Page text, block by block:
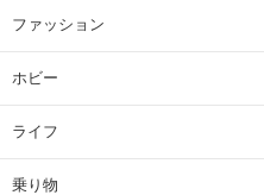
ファッション
ホビー
ライフ
乗り物